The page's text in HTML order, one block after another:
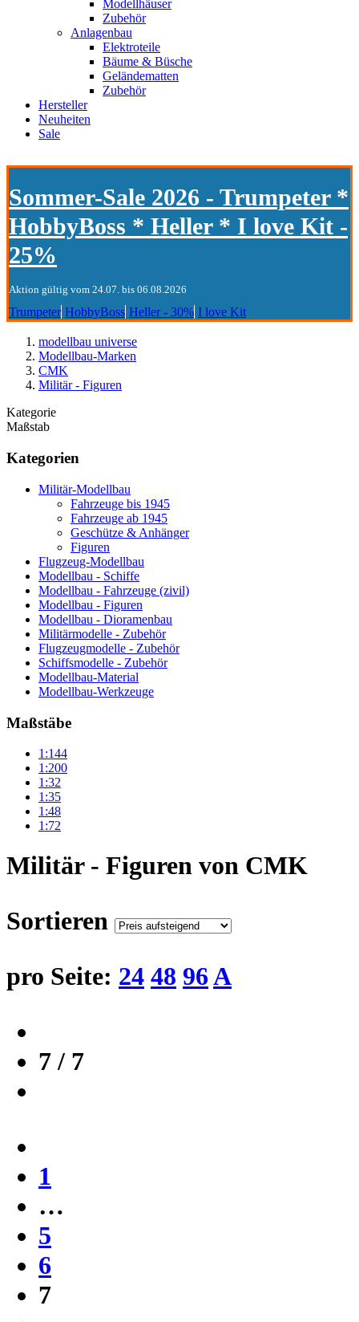
Modellhäuser
Zubehör
Anlagenbau
Elektroteile
Bäume & Büsche
Geländematten
Zubehör
Hersteller
Neuheiten
Sale
Sommer-Sale 2026 - Trumpeter *
HobbyBoss * Heller * I love Kit -
25%
Aktion gültig vom 24.07. bis 06.08.2026
Trumpeter HobbyBoss Heller - 30% I love Kit
modellbau universe
Modellbau-Marken
CMK
Militär - Figuren
Kategorie
Maßstab
Kategorien
Militär-Modellbau
Fahrzeuge bis 1945
Fahrzeuge ab 1945
Geschütze & Anhänger
Figuren
Flugzeug-Modellbau
Modellbau - Schiffe
Modellbau - Fahrzeuge (zivil)
Modellbau - Figuren
Modellbau - Dioramenbau
Militärmodelle - Zubehör
Flugzeugmodelle - Zubehör
Schiffsmodelle - Zubehör
Modellbau-Material
Modellbau-Werkzeuge
Maßstäbe
1:144
1:200
1:32
1:35
1:48
1:72
Militär - Figuren von CMK
Sortieren
pro Seite: 24 48 96A
7 / 7
1
…
5
6
7